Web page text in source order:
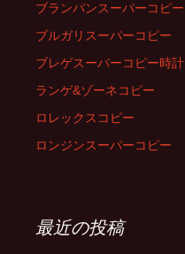
ブランパンスーパーコピー
ブルガリスーパーコピー
ブレゲスーパーコピー時計
ランゲ&ゾーネコピー
ロレックスコピー
ロンジンスーパーコピー
最近の投稿